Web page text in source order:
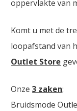
oppervlakte van
Komt u met de
loopafstand van
Outlet Store
Onze3 zaken:
Bruidsmode